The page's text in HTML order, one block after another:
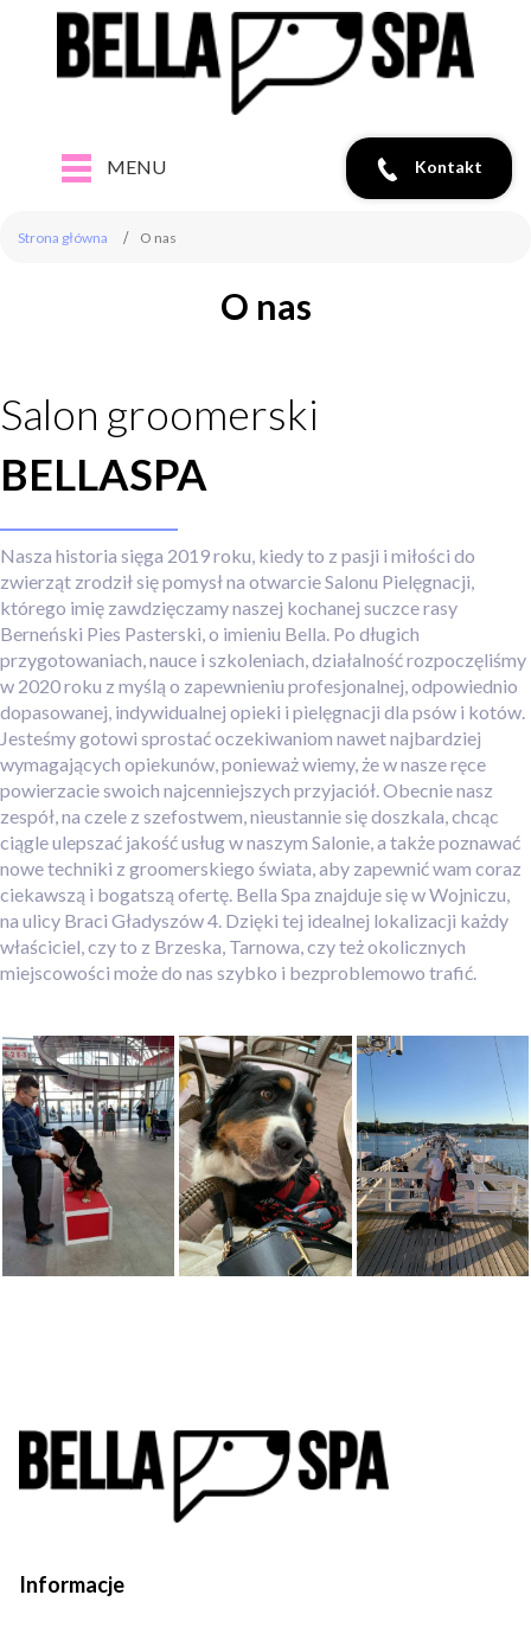
Kontakt
MENU
Strona główna O nas
O nas
Salon groomerski
BELLASPA
Nasza historia sięga 2019 roku, kiedy to z pasji i miłości do
zwierząt zrodził się pomysł na otwarcie Salonu Pielęgnacji,
którego imię zawdzięczamy naszej kochanej suczce rasy
Berneński Pies Pasterski, o imieniu Bella. Po długich
przygotowaniach, nauce i szkoleniach, działalność rozpoczęliśmy
w 2020 roku z myślą o zapewnieniu profesjonalnej, odpowiednio
dopasowanej, indywidualnej opieki i pielęgnacji dla psów i kotów.
Jesteśmy gotowi sprostać oczekiwaniom nawet najbardziej
wymagających opiekunów, ponieważ wiemy, że w nasze ręce
powierzacie swoich najcenniejszych przyjaciół. Obecnie nasz
zespół, na czele z szefostwem, nieustannie się doszkala, chcąc
ciągle ulepszać jakość usług w naszym Salonie, a także poznawać
nowe techniki z groomerskiego świata, aby zapewnić wam coraz
ciekawszą i bogatszą ofertę. Bella Spa znajduje się w Wojniczu,
na ulicy Braci Gładyszów 4. Dzięki tej idealnej lokalizacji każdy
właściciel, czy to z Brzeska, Tarnowa, czy też okolicznych
miejscowości może do nas szybko i bezproblemowo trafić.
Informacje